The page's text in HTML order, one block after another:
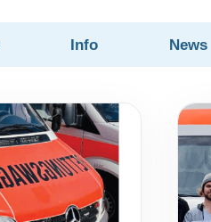
Info News